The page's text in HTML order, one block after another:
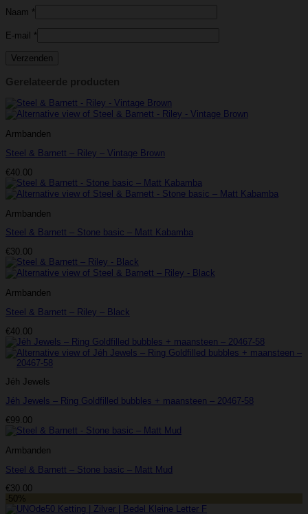
Naam *
E-mail *
Gerelateerde producten
Armbanden
Steel & Barnett – Riley – Vintage Brown
€40.00
Armbanden
Steel & Barnett – Stone basic – Matt Kabamba
€30.00
Armbanden
Steel & Barnett – Riley – Black
€40.00
Jéh Jewels
Jéh Jewels – Ring Goldfilled bubbles + maansteen – 20467-58
€99.00
Armbanden
Steel & Barnett – Stone basic – Matt Mud
€30.00
-50%